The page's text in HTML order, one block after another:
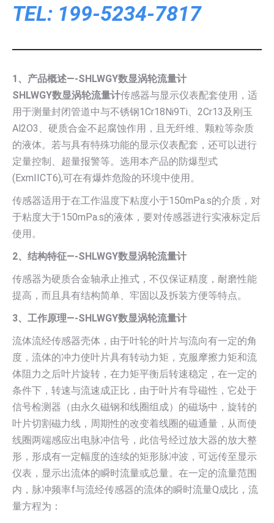
TEL: 199-5234-7817
1、产品概述—-SHLWGY数显涡轮流量计
SHLWGY数显涡轮流量计传感器与显示仪表配套使用，适
用于测量封闭管道中与不锈钢1Cr18Ni9Ti、2Cr13及刚玉
Al2O3、硬质合金不起腐蚀作用，且无纤维、颗粒等杂质
的液体。若与具有特殊功能的显示仪表配套，还可以进行
定量控制、超量报警等。选用本产品的防爆型式
(ExmIICT6),可在有爆炸危险的环境中使用。
传感器适用于在工作温度下粘度小于150mPa.s的介质，对
于粘度大于150mPa.s的液体，要对传感器进行实液标定后
使用。
2、结构特征—-SHLWGY数显涡轮流量计
传感器为硬质合金轴承止推式，不仅保证精度，耐磨性能
提高，而且具有结构简单、牢固以及拆装方便等特点。
3、工作原理—-SHLWGY数显涡轮流量计
流体流经传感器壳体，由于叶轮的叶片与流向有一定的角
度，流体的冲力使叶片具有转动力矩，克服摩擦力矩和流
体阻力之后叶片旋转，在力矩平衡后转速稳定，在一定的
条件下，转速与流速成正比，由于叶片有导磁性，它处于
信号检测器（由永久磁钢和线圈组成）的磁场中，旋转的
叶片切割磁力线，周期性的改变着线圈的磁通量，从而使
线圈两端感应出电脉冲信号，此信号经过放大器的放大整
形，形成有一定幅度的连续的矩形脉冲波，可远传至显示
仪表，显示出流体的瞬时流量或总量。在一定的流量范围
内，脉冲频率f与流经传感器的流体的瞬时流量Q成比，流
量方程为：